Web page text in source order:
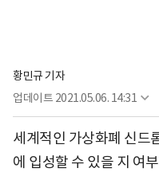
황민규 기자
업데이트 2021.05.06. 14:31
세계적인 가상화폐 신드
에 입성할 수 있을 지 여